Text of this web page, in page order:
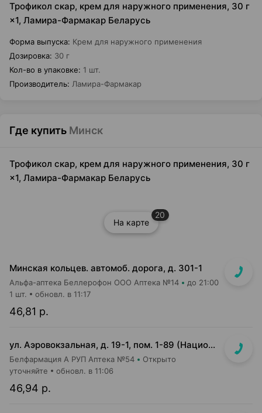
Трофикол скар, крем для наружного применения, 30 г
×1, Ламира-Фармакар Беларусь
Форма выпуска: Крем для наружного применения
Дозировка: 30 г
Кол-во в упаковке: 1 шт.
Производитель: Ламира-Фармакар
Где купить Минск
Трофикол скар, крем для наружного применения, 30 г
×1, Ламира-Фармакар Беларусь
На карте
20
Минская кольцев. автомоб. дорога, д. 301-1
Альфа-аптека Беллерофон ООО Аптека №14 до 21:00
46,81 р.
1 шт. обновл. в 11:17
ул. Аэровокзальная, д. 19-1, пом. 1-89 (Национальный аэропорт "Минск", 3 этаж)
Белфармация А РУП Аптека №54 Открыто
46,94 р.
уточняйте обновл. в 11:06